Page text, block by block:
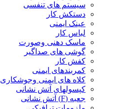
سیستم های تنفسی
دستکش کار
عینک ایمنی
لباس کار
ماسک دهنی وصورت
گوشی های صداگیر
کفش کار
کمربندهای ایمنی
کلاه های ایمنی وجوشکاری
کپسولهای آتش نشانی
جعبه (F) آتش نشانی